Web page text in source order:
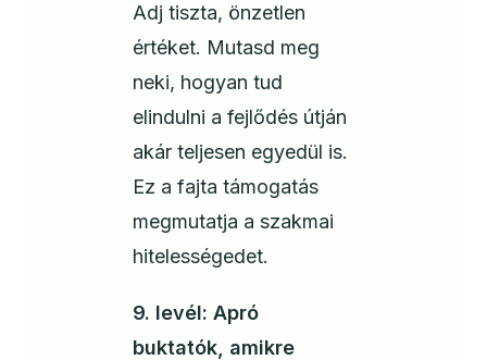
Adj tiszta, önzetlen
értéket. Mutasd meg
neki, hogyan tud
elindulni a fejlődés útján
akár teljesen egyedül is.
Ez a fajta támogatás
megmutatja a szakmai
hitelességedet.
9. levél: Apró
buktatók, amikre